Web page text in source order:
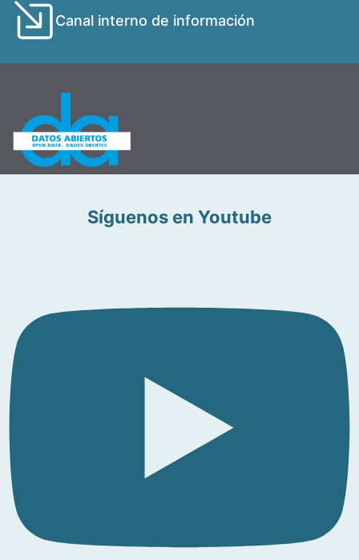
Canal interno de información
Síguenos en Youtube